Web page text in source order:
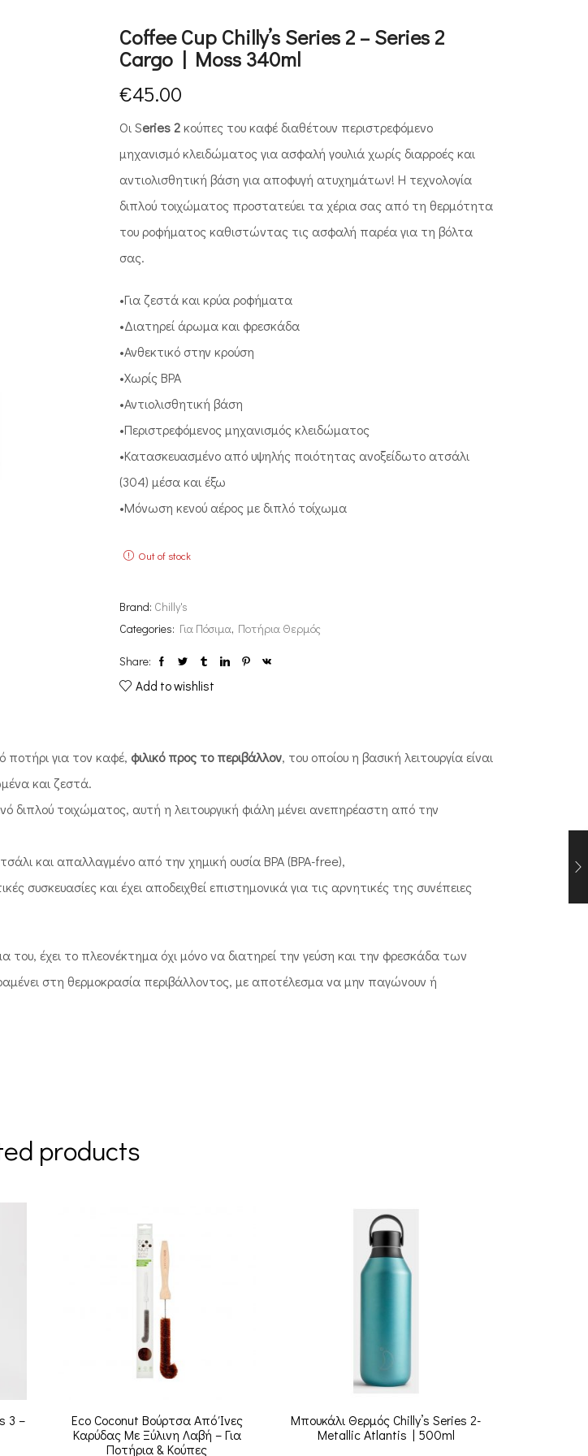
Coffee Cup Chilly’s Series 2 – Series 2
Cargo | Moss 340ml
€45.00
Οι Series 2κούπες του καφέ διαθέτουν περιστρεφόμενο
μηχανισμό κλειδώματος για ασφαλή γουλιά χωρίς διαρροές και
αντιολισθητική βάση για αποφυγή ατυχημάτων! H τεχνολογία
διπλού τοιχώματος προστατεύει τα χέρια σας από τη θερμότητα
του ροφήματος καθιστώντας τις ασφαλή παρέα για τη βόλτα
σας.
•Για ζεστά και κρύα ροφήματα
•Διατηρεί άρωμα και φρεσκάδα
•Ανθεκτικό στην κρούση
•Χωρίς BPA
•Αντιολισθητική βάση
•Περιστρεφόμενος μηχανισμός κλειδώματος
•Κατασκευασμένο από υψηλής ποιότητας ανοξείδωτο ατσάλι
(304) μέσα και έξω
•Μόνωση κενoύ αέρος με διπλό τοίχωμα
Out of stock
Brand: Chilly's
Categories: Για Πόσιμα, Ποτήρια Θερμός
Share:
Add to wishlist
ποτήρι για τον καφέ, φιλικό προς το περιβάλλον, του οποίου η βασική λειτουργία είναι
και ζεστά.
διπλού τοιχώματος, αυτή η λειτουργική φιάλη μένει ανεπηρέαστη από την
και απαλλαγμένο από την χημική ουσία BPA (BPA-free),
συσκευασίες και έχει αποδειχθεί επιστημονικά για τις αρνητικές της συνέπειες
του, έχει το πλεονέκτημα όχι μόνο να διατηρεί την γεύση και την φρεσκάδα των
στη θερμοκρασία περιβάλλοντος, με αποτέλεσμα να μην παγώνουν ή
products
3 –
Eco Coconut Βούρτσα Από Ίνες
Καρύδας Με Ξύλινη Λαβή – Για
Ποτήρια & Κούπες
Μπουκάλι Θερμός Chilly’s Series 2-
Metallic Atlantis | 500ml